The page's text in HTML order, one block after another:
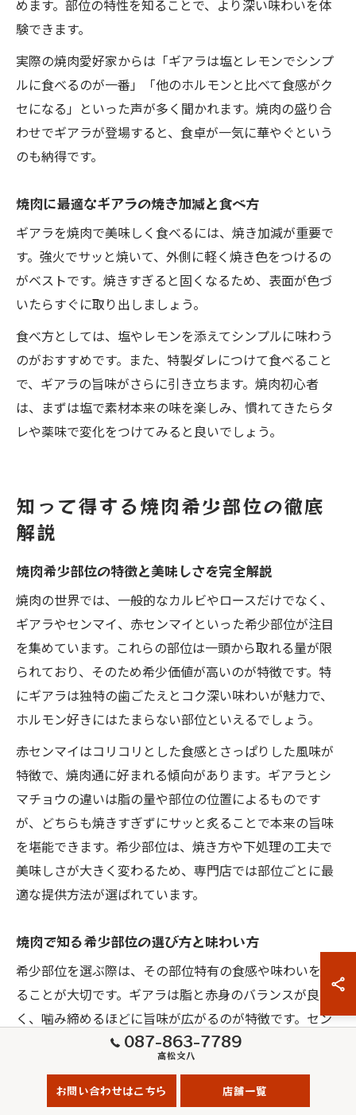
めます。部位の特性を知ることで、より深い味わいを体
験できます。
実際の焼肉愛好家からは「ギアラは塩とレモンでシンプ
ルに食べるのが一番」「他のホルモンと比べて食感がク
セになる」といった声が多く聞かれます。焼肉の盛り合
わせでギアラが登場すると、食卓が一気に華やぐという
のも納得です。
焼肉に最適なギアラの焼き加減と食べ方
ギアラを焼肉で美味しく食べるには、焼き加減が重要で
す。強火でサッと焼いて、外側に軽く焼き色をつけるの
がベストです。焼きすぎると固くなるため、表面が色づ
いたらすぐに取り出しましょう。
食べ方としては、塩やレモンを添えてシンプルに味わう
のがおすすめです。また、特製ダレにつけて食べること
で、ギアラの旨味がさらに引き立ちます。焼肉初心者
は、まずは塩で素材本来の味を楽しみ、慣れてきたらタ
レや薬味で変化をつけてみると良いでしょう。
知って得する焼肉希少部位の徹底
解説
焼肉希少部位の特徴と美味しさを完全解説
焼肉の世界では、一般的なカルビやロースだけでなく、
ギアラやセンマイ、赤センマイといった希少部位が注目
を集めています。これらの部位は一頭から取れる量が限
られており、そのため希少価値が高いのが特徴です。特
にギアラは独特の歯ごたえとコク深い味わいが魅力で、
ホルモン好きにはたまらない部位といえるでしょう。
赤センマイはコリコリとした食感とさっぱりした風味が
特徴で、焼肉通に好まれる傾向があります。ギアラとシ
マチョウの違いは脂の量や部位の位置によるものです
が、どちらも焼きすぎずにサッと炙ることで本来の旨味
を堪能できます。希少部位は、焼き方や下処理の工夫で
美味しさが大きく変わるため、専門店では部位ごとに最
適な提供方法が選ばれています。
焼肉で知る希少部位の選び方と味わい方
希少部位を選ぶ際は、その部位特有の食感や味わいを知
ることが大切です。ギアラは脂と赤身のバランスが良
く、噛み締めるほどに旨味が広がるのが特徴です。セン
マイは独自のコリコリ感があり、あっさりとした味付け
選び方のポイントは、鮮度と下処理の丁寧さにありま
087-863-7789
高松文八
お問い合わせはこちら 店舗一覧